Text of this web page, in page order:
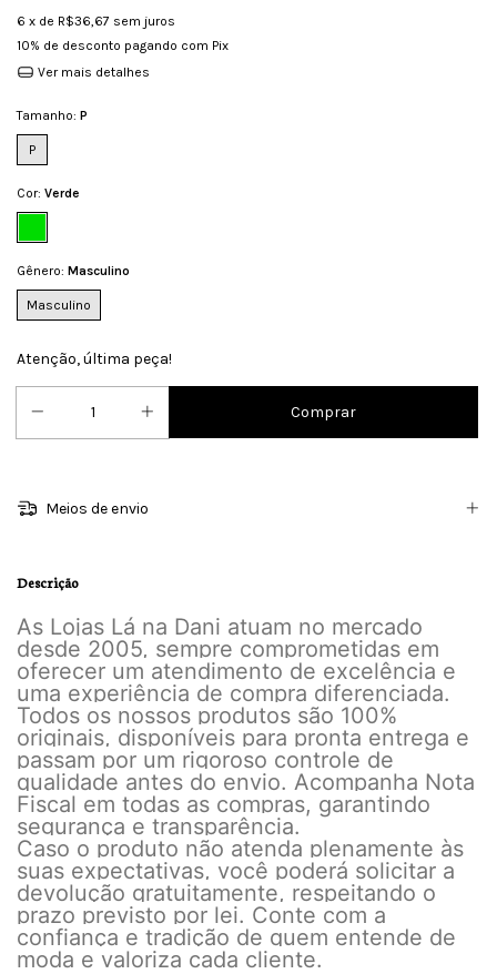
6 x de R$36,67 sem juros
10% de desconto pagando com Pix
Ver mais detalhes
Tamanho: P
P
Cor: Verde
Gênero: Masculino
Masculino
Atenção, última peça!
Meios de envio
Descrição
As Lojas Lá na Dani atuam no mercado
desde 2005, sempre comprometidas em
oferecer um atendimento de excelência e
uma experiência de compra diferenciada.
Todos os nossos produtos são 100%
originais, disponíveis para pronta entrega e
passam por um rigoroso controle de
qualidade antes do envio. Acompanha Nota
Fiscal em todas as compras, garantindo
segurança e transparência.
Caso o produto não atenda plenamente às
suas expectativas, você poderá solicitar a
devolução gratuitamente, respeitando o
prazo previsto por lei. Conte com a
confiança e tradição de quem entende de
moda e valoriza cada cliente.